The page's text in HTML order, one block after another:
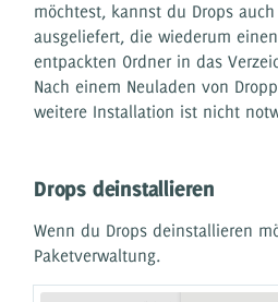
möchtest, kannst du Drops
ausgeliefert, die wiederum
entpackten Ordner in das
Nach einem Neuladen von
weitere Installation ist nicht
Drops deinstallieren
Wenn du Drops deinstallieren
Paketverwaltung.